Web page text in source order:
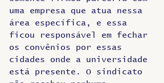
uma empresa que atua nessa
área específica, e essa
ficou responsável em fechar
os convênios por essas
cidades onde a universidade
está presente. O sindicato